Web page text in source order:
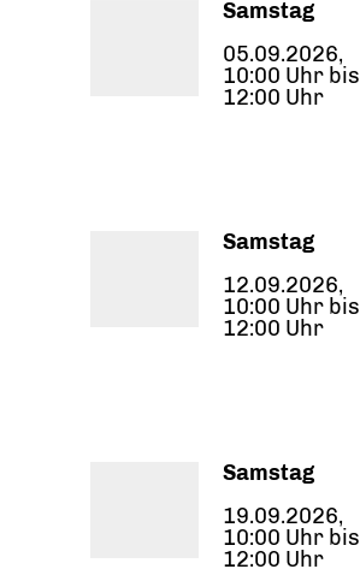
Samstag
05.09.2026,
10:00 Uhr bis
12:00 Uhr
Samstag
12.09.2026,
10:00 Uhr bis
12:00 Uhr
Samstag
19.09.2026,
10:00 Uhr bis
12:00 Uhr